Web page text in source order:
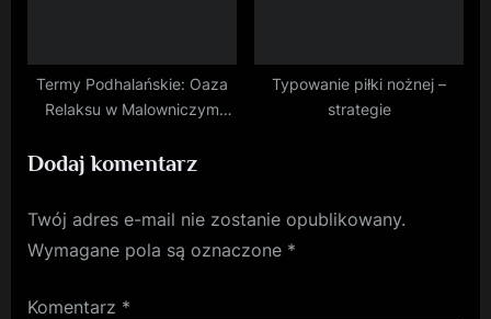
Termy Podhalańskie: Oaza
Relaksu w Malowniczym
Typowanie piłki nożnej –
strategie
Dodaj komentarz
Twój adres e-mail nie zostanie opublikowany.
Wymagane pola są oznaczone *
Komentarz *